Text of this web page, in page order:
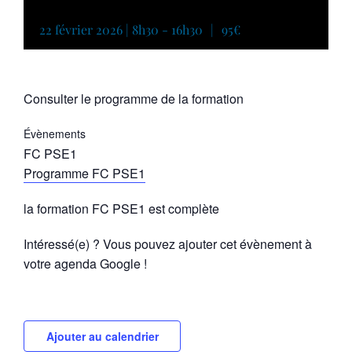
22 février 2026 | 8h30 - 16h30 | 95€
Consulter le programme de la formation
Évènements
FC PSE1
Programme FC PSE1
la formation FC PSE1 est complète
Intéressé(e) ? Vous pouvez ajouter cet évènement à
votre agenda Google !
Ajouter au calendrier